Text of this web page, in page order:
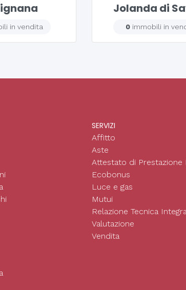
in vendita
Jolanda di
0immobili in
SERVIZI
Affitto
Aste
Attestato di Prestazione
Ecobonus
Luce e gas
Mutui
Relazione Tecnica
Valutazione
Vendita